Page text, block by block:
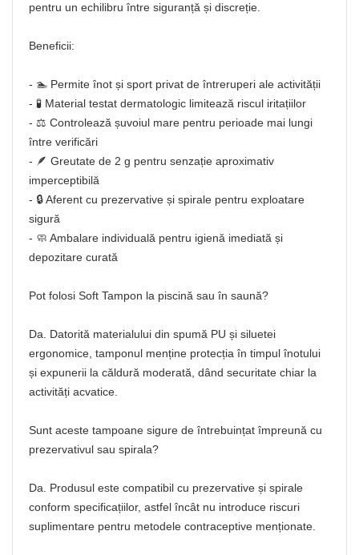
pentru un echilibru între siguranță și discreție.
Beneficii:
- 🏊 Permite înot și sport privat de întreruperi ale activității
- 🧪 Material testat dermatologic limitează riscul iritațiilor
- ⚖️ Controlează șuvoiul mare pentru perioade mai lungi
între verificări
- 🪶 Greutate de 2 g pentru senzație aproximativ
imperceptibilă
- 🔒 Aferent cu prezervative și spirale pentru exploatare
sigură
- 🧼 Ambalare individuală pentru igienă imediată și
depozitare curată
Pot folosi Soft Tampon la piscină sau în saună?
Da. Datorită materialului din spumă PU și siluetei
ergonomice, tamponul menține protecția în timpul înotului
și expunerii la căldură moderată, dând securitate chiar la
activități acvatice.
Sunt aceste tampoane sigure de întrebuințat împreună cu
prezervativul sau spirala?
Da. Produsul este compatibil cu prezervative și spirale
conform specificațiilor, astfel încât nu introduce riscuri
suplimentare pentru metodele contraceptive menționate.